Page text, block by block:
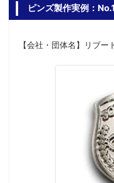
ピンズ製作実例：
【会社・団体名】リブー